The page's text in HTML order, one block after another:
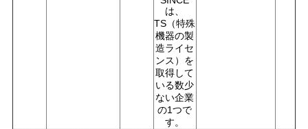
は、
TS（特殊
機器の製
造ライセ
ンス）を
取得して
いる数少
ない企業
の1つで
す。